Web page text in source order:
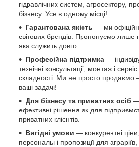
гідравлічних систем, агросектору,
бізнесу. Усе в одному місці!
Гарантована якість — ми
світових брендів. Пропонуємо лише
яка служить довго.
Професійна підтримка —
технічні консультації, монтаж і
складності. Ми не просто продаємо
ваші задачі!
Для бізнесу та приватних осіб —
ефективні рішення як для
приватних клієнтів.
Вигідні умови — конкурентні
персональні пропозиції для